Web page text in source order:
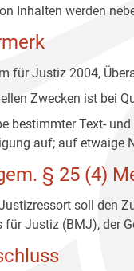
Inhalten werden
für Justiz 2004,
Zwecken ist bei
bestimmter Text-
auf; auf etwaige
§ 25 (4)
soll den
für Justiz (BMJ), der